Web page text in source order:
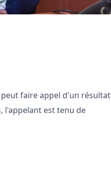
faire appel d'un résultat
l'appelant est tenu de